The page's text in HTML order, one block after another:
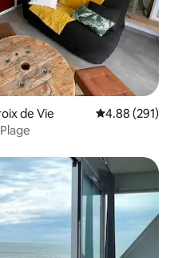
de Vie Calificación
4.88 (291)